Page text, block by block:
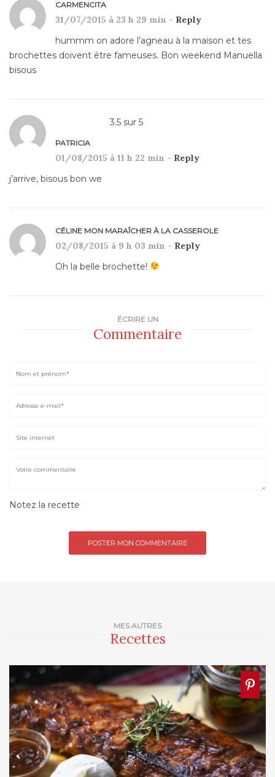
MES AUTRES
Recettes
CARMENCITA
31/07/2015 à 23 h 29 min - Reply
hummm on adore l’agneau à la maison et tes
brochettes doivent être fameuses. Bon weekend Manuella
bisous
3.5 sur 5
PATRICIA
01/08/2015 à 11 h 22 min - Reply
j’arrive, bisous bon we
CÉLINE MON MARAÎCHER À LA CASSEROLE
02/08/2015 à 9 h 03 min - Reply
Oh la belle brochette!
ÉCRIRE UN
Commentaire
Notez la recette